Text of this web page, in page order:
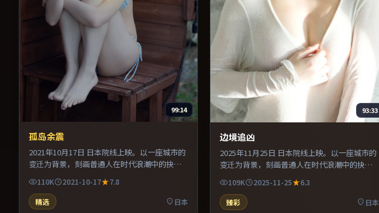
99:14
孤岛余震
2021年10月17日 日本院线上映。以一座城市的
变迁为背景，刻画普通人在时代浪潮中的抉
易沉浸其中。整体完成度较高，适合周末一口
气看完。
110K 2021-10-17
7.8
精选
日本
93:33
边境追凶
2025年11月25日 日本院线上映。以一座城市的
变迁为背景，刻画普通人在时代浪潮中的抉
提供可信支撑。推荐给偏爱群像戏与命运母题
的影迷。
109K 2025-11-25
6.3
臻彩
日本